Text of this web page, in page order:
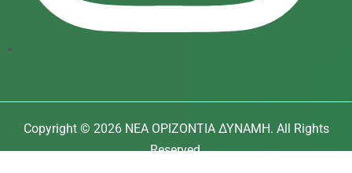
Copyright © 2026 ΝΕΑ ΟΡΙΖΟΝΤΙΑ ΔΥΝΑΜΗ. All Rights
Reserved.